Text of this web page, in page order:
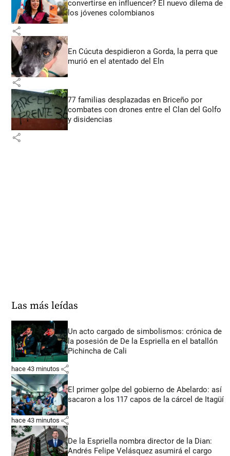
convertirse en influencer? El nuevo dilema de
los jóvenes colombianos
share
En Cúcuta despidieron a Gorda, la perra que
murió en el atentado del Eln
share
77 familias desplazadas en Briceño por
combates con drones entre el Clan del Golfo
y disidencias
share
Las más leídas
Un acto cargado de simbolismos: crónica de
la posesión de De la Espriella en el batallón
Pichincha de Cali
hace 43 minutos share
El primer golpe del gobierno de Abelardo: así
sacaron a los 117 capos de la cárcel de Itagüí
hace 43 minutos share
De la Espriella nombra director de la Dian:
Andrés Felipe Velásquez asumirá el cargo